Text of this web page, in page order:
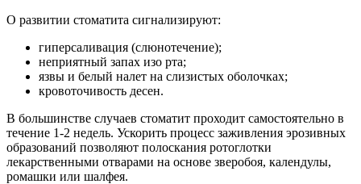
О развитии стоматита сигнализируют:
гиперсаливация (слюнотечение);
неприятный запах изо рта;
язвы и белый налет на слизистых оболочках;
кровоточивость десен.
В большинстве случаев стоматит проходит самостоятельно в
течение 1-2 недель. Ускорить процесс заживления эрозивных
образований позволяют полоскания ротоглотки
лекарственными отварами на основе зверобоя, календулы,
ромашки или шалфея.